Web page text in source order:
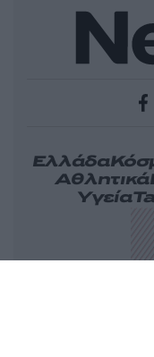
Ελλάδα
Αθλητικά
Υγεία